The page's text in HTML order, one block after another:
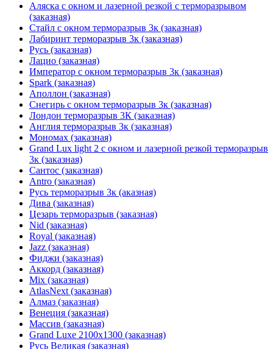
Аляска с окном и лазерной резкой с терморазрывом
(заказная)
Стайл с окном терморазрыв 3к (заказная)
Лабиринт терморазрыв 3к (заказная)
Русь (заказная)
Лацио (заказная)
Император с окном терморазрыв 3к (заказная)
Spark (заказная)
Аполлон (заказная)
Снегирь с окном терморазрыв 3к (заказная)
Лондон терморазрыв 3К (заказная)
Англия терморазрыв 3к (заказная)
Мономах (заказная)
Grand Lux light 2 с окном и лазерной резкой терморазрыв
3к (заказная)
Сантос (заказная)
Antro (заказная)
Русь терморазрыв 3к (аказная)
Дива (заказная)
Цезарь терморазрыв (заказная)
Nid (заказная)
Royal (заказная)
Jazz (заказная)
Фиджи (заказная)
Аккорд (заказная)
Mix (заказная)
AtlasNext (заказная)
Алмаз (заказная)
Венеция (заказная)
Массив (заказная)
Grand Luxe 2100х1300 (заказная)
Русь Великая (заказная)